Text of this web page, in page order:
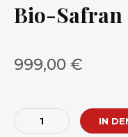
Bio-Safran
999,00 €
Bio-
Safran
IN